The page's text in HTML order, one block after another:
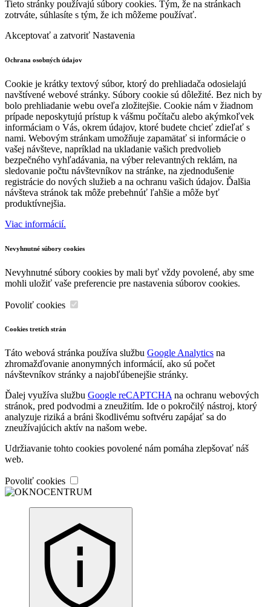
Tieto stránky používajú súbory cookies. Tým, že na stránkach
zotrváte, súhlasíte s tým, že ich môžeme používať.
Akceptovať a zatvoriť Nastavenia
Ochrana osobných údajov
Cookie je krátky textový súbor, ktorý do prehliadača odosielajú
navštívené webové stránky. Súbory cookie sú dôležité. Bez nich by
bolo prehliadanie webu oveľa zložitejšie. Cookie nám v žiadnom
prípade neposkytujú prístup k vášmu počítaču alebo akýmkoľvek
informáciam o Vás, okrem údajov, ktoré budete chcieť zdieľať s
nami. Webovým stránkam umožňuje zapamätať si informácie o
vašej návšteve, napríklad na ukladanie vašich predvolieb
bezpečného vyhľadávania, na výber relevantných reklám, na
sledovanie počtu návštevníkov na stránke, na zjednodušenie
registrácie do nových služieb a na ochranu vašich údajov. Ďalšia
návšteva stránok tak môže prebehnúť ľahšie a môže byť
produktívnejšia.
Viac informácií.
Nevyhnutné súbory cookies
Nevyhnutné súbory cookies by mali byť vždy povolené, aby sme
mohli uložiť vaše preferencie pre nastavenia súborov cookies.
Povoliť cookies
Cookies tretích strán
Táto webová stránka používa službu Google Analytics na
zhromažďovanie anonymných informácií, ako sú počet
návštevníkov stránky a najobľúbenejšie stránky.
Ďalej využíva službu Google reCAPTCHAna ochranu webových
stránok, pred podvodmi a zneužitím. Ide o pokročilý nástroj, ktorý
analyzuje riziká a bráni škodlivému softvéru zapájať sa do
zneužívajúcich aktív na našom webe.
Udržiavanie tohto cookies povolené nám pomáha zlepšovať náš
web.
Povoliť cookies